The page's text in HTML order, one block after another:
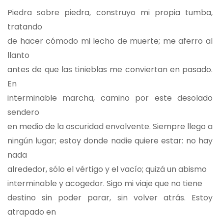
Piedra sobre piedra, construyo mi propia tumba,
tratando
de hacer cómodo mi lecho de muerte; me aferro al
llanto
antes de que las tinieblas me conviertan en pasado.
En
interminable marcha, camino por este desolado
sendero
en medio de la oscuridad envolvente. Siempre llego a
ningún lugar; estoy donde nadie quiere estar: no hay
nada
alrededor, sólo el vértigo y el vacío; quizá un abismo
interminable y acogedor. Sigo mi viaje que no tiene
destino sin poder parar, sin volver atrás. Estoy
atrapado en